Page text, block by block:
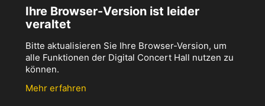
Ihre Browser-Version ist leider
veraltet
Bitte aktualisieren Sie Ihre Browser-Version, um
alle Funktionen der Digital Concert Hall nutzen zu
können.
Mehr erfahren